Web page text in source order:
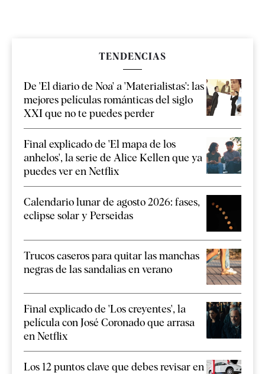
TENDENCIAS
De 'El diario de Noa' a 'Materialistas': las
mejores películas románticas del siglo
XXI que no te puedes perder
Final explicado de 'El mapa de los
anhelos', la serie de Alice Kellen que ya
puedes ver en Netflix
Calendario lunar de agosto 2026: fases,
eclipse solar y Perseidas
Trucos caseros para quitar las manchas
negras de las sandalias en verano
Final explicado de 'Los creyentes', la
película con José Coronado que arrasa
en Netflix
Los 12 puntos clave que debes revisar en